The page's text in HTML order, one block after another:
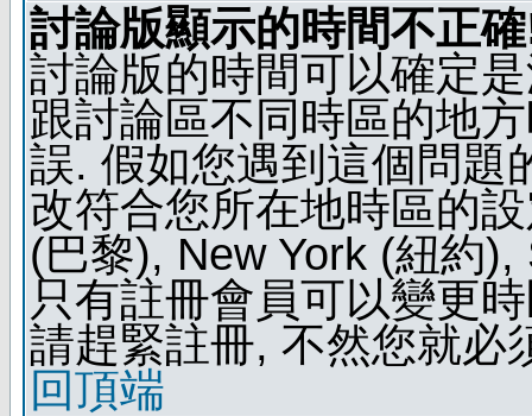
討論版顯示的時間不正
討論版的時間可以確定
跟討論區不同時區的地
誤. 假如您遇到這個問題
改符合您所在地時區的
(巴黎), New York (紐約
只有註冊會員可以變更
請趕緊註冊, 不然您就必
回頂端